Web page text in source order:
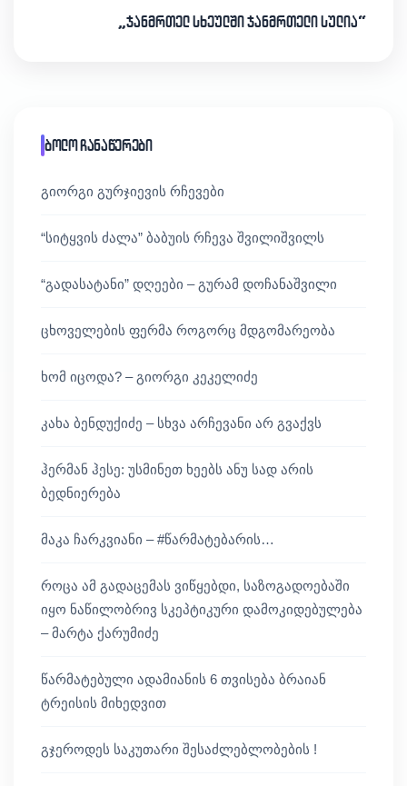
„ჯანმრთელ სხეულში ჯანმრთელი სულია“
ბოლო ჩანაწერები
გიორგი გურჯიევის რჩევები
“სიტყვის ძალა” ბაბუის რჩევა შვილიშვილს
“გადასატანი” დღეები – გურამ დოჩანაშვილი
ცხოველების ფერმა როგორც მდგომარეობა
ხომ იცოდა? – გიორგი კეკელიძე
კახა ბენდუქიძე – სხვა არჩევანი არ გვაქვს
ჰერმან ჰესე: უსმინეთ ხეებს ანუ სად არის
ბედნიერება
მაკა ჩარკვიანი – #წარმატებარის…
როცა ამ გადაცემას ვიწყებდი, საზოგადოებაში
იყო ნაწილობრივ სკეპტიკური დამოკიდებულება
– მარტა ქარუმიძე
წარმატებული ადამიანის 6 თვისება ბრაიან
ტრეისის მიხედვით
გჯეროდეს საკუთარი შესაძლებლობების !